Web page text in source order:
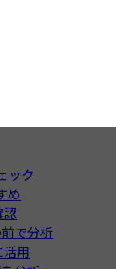
ック
め
認
で分析
活用